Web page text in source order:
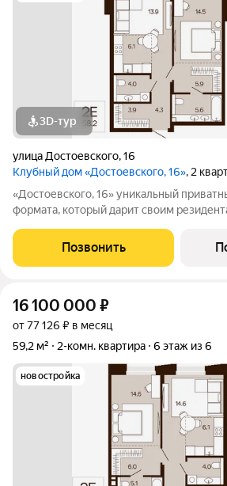
3D-тур
улица Достоевского,16
Клубный дом «Достоевского, 16», 2
«Достоевского, 16» уникальный приватный проект клубного
формата, который дарит своим
сохраняя приватность. Находиться среди
одновременно в уединенном месте,
Позвонить
16 100 000 ₽
от 77 126 ₽ в месяц
59,2 м²
2-комн. квартира 6 этаж из 6
новостройка